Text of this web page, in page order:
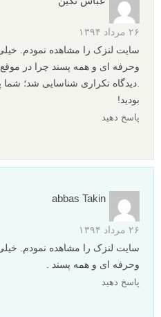
۲۶ مرداد ۱۳۹۴
سایت لنزک را مشاهده نمودم.
وحرفه ای و همه پسند چرا در
.دیدگاه تکراری شناسایی شد؛
بودید!
پاسخ دهید
abbas Takin
۲۶ مرداد ۱۳۹۴
سایت لنزک را مشاهده نمودم.
وحرفه ای و همه پسند .
پاسخ دهید